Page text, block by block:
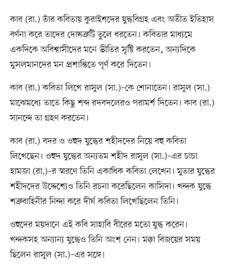
কাব (রা.) তাঁর কবিতায় কুরাইশদের যুদ্ধবিগ্রহ এবং অতীত ইতিহাস
বর্ণনা করে তাদের দোষত্রুটি তুলে ধরতেন। কবিতার মাধ্যমে
একদিকে অবিশ্বাসীদের মনে ভীতির সৃষ্টি করতেন, অন্যদিকে
মুসলমানদের মন প্রশান্তিতে পূর্ণ করে দিতেন।
কাব (রা.) কবিতা লিখে রাসুল (সা.)–কে শোনাতেন। রাসুল (সা.)
মাঝেমধ্যে তাতে কিছু শব্দ রদবদলেরও পরামর্শ দিতেন। কাব (রা.)
সানন্দে তা গ্রহণ করতেন।
কাব (রা.) বদর ও ওহুদ যুদ্ধের শহীদদের নিয়ে বহু কবিতা
লিখেছেন। ওহুদ যুদ্ধের অন্যতম শহীদ রাসুল (সা.)–এর চাচা
হামজা (রা.)–র স্মরণে তিনি একাধিক কবিতা লেখেন। মুতার যুদ্ধের
শহীদদের উদ্দেশ্যেও তিনি রচনা করেছিলেন কাসিদা। খন্দক যুদ্ধে
শত্রুবাহিনীর নিন্দা করে দীর্ঘ কবিতা লিখেছিলেন তিনি।
ওহুদের ময়দানে এই কবি সাহাবি বীরের মতো যুদ্ধ করেন।
খন্দকসহ অন্যান্য যুদ্ধেও তিনি অংশ নেন। মক্কা বিজয়ের সময়
ছিলেন রাসুল (সা.)–এর সঙ্গে।